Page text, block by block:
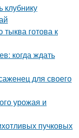
клубнику
тыква готова к
когда ждать
для своего
урожая и
пучковых